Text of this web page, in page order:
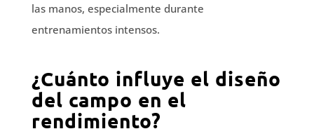
las manos, especialmente durante
entrenamientos intensos.
¿Cuánto influye el diseño
del campo en el
rendimiento?